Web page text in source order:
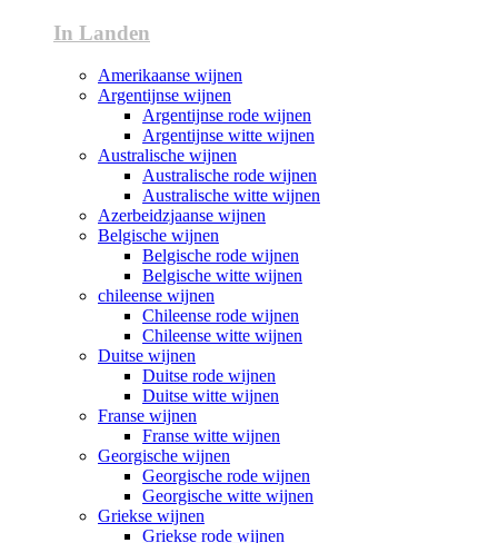
In Landen
Amerikaanse wijnen
Argentijnse wijnen
Argentijnse rode wijnen
Argentijnse witte wijnen
Australische wijnen
Australische rode wijnen
Australische witte wijnen
Azerbeidzjaanse wijnen
Belgische wijnen
Belgische rode wijnen
Belgische witte wijnen
chileense wijnen
Chileense rode wijnen
Chileense witte wijnen
Duitse wijnen
Duitse rode wijnen
Duitse witte wijnen
Franse wijnen
Franse witte wijnen
Georgische wijnen
Georgische rode wijnen
Georgische witte wijnen
Griekse wijnen
Griekse rode wijnen